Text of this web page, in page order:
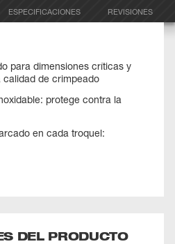
ESPECIFICACIONES REVISIONES
para dimensiones críticas y
calidad de crimpeado
protege contra la
en cada troquel:
DEL PRODUCTO